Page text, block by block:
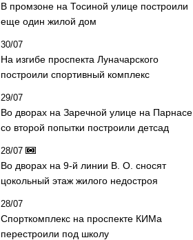
В промзоне на Тосиной улице построили
еще один жилой дом
30/07
На изгибе проспекта Луначарского
построили спортивный комплекс
29/07
Во дворах на Заречной улице на Парнасе
со второй попытки построили детсад
28/07
Во дворах на 9-й линии В. О. сносят
цокольный этаж жилого недостроя
28/07
Спорткомплекс на проспекте КИМа
перестроили под школу